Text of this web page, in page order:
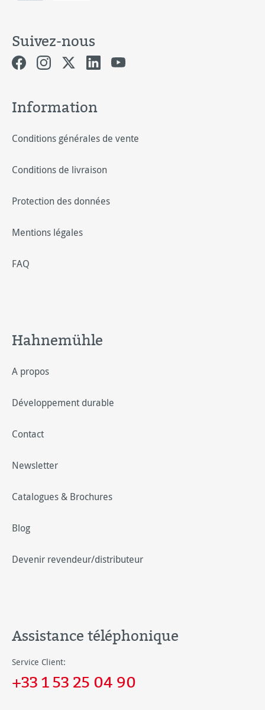
Suivez-nous
Information
Conditions générales de vente
Conditions de livraison
Protection des données
Mentions légales
FAQ
Hahnemühle
A propos
Développement durable
Contact
Newsletter
Catalogues & Brochures
Blog
Devenir revendeur/distributeur
Assistance téléphonique
Service Client:
+33 1 53 25 04 90